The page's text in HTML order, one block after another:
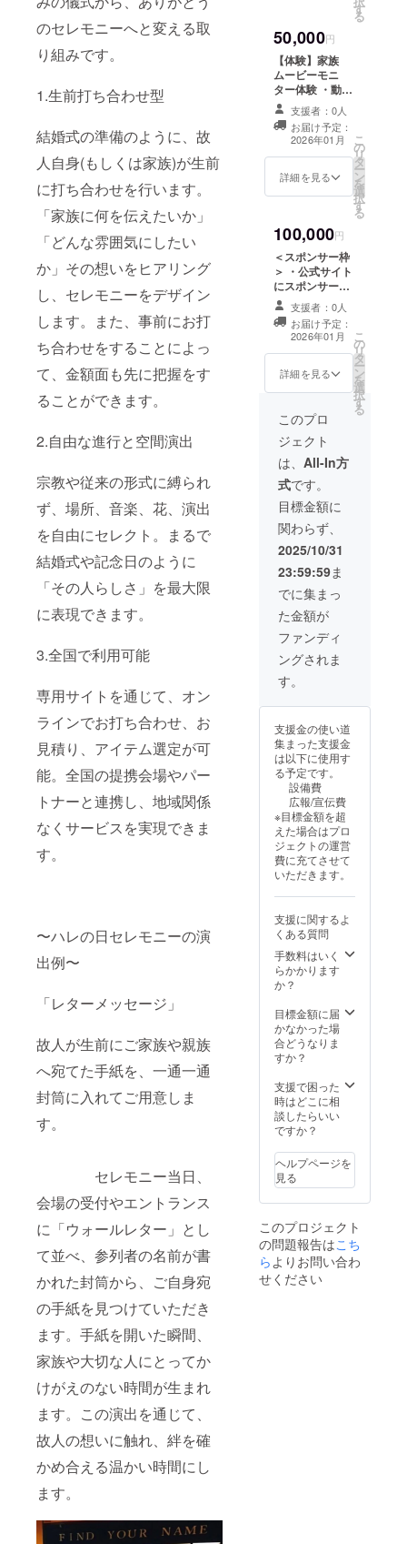
のセレモニーへと変える取
り組みです。
1.生前打ち合わせ型
結婚式の準備のように、故
人自身(もしくは家族)が生前
に打ち合わせを行います。
「家族に何を伝えたいか」
「どんな雰囲気にしたい
か」その想いをヒアリング
し、セレモニーをデザイン
します。また、事前にお打
ち合わせをすることによっ
て、金額面も先に把握をす
ることができます。
2.自由な進行と空間演出
宗教や従来の形式に縛られ
ず、場所、音楽、花、演出
を自由にセレクト。まるで
結婚式や記念日のように
「その人らしさ」を最大限
に表現できます。
3.全国で利用可能
専用サイトを通じて、オン
ラインでお打ち合わせ、お
見積り、アイテム選定が可
能。全国の提携会場やパー
トナーと連携し、地域関係
なくサービスを実現できま
す。
〜ハレの日セレモニーの演
出例〜
「レターメッセージ」
故人が生前にご家族や親族
へ宛てた手紙を、一通一通
封筒に入れてご用意しま
す。
セレモニー当日、
会場の受付やエントランス
に「ウォールレター」とし
て並べ、参列者の名前が書
かれた封筒から、ご自身宛
の手紙を見つけていただき
ます。手紙を開いた瞬間、
家族や大切な人にとってか
けがえのない時間が生まれ
ます。この演出を通じて、
故人の想いに触れ、絆を確
かめ合える温かい時間にし
ます。
す
る
50,000円
【体験】家族
ムービーモニ
ター体験 ・動画
内容 家族の写真
や動画を編集
し、特別な想い
出を振り返るこ
とのできる映像
作品を作成いた
す。 1.ご家族の
特別な瞬間
（例：誕生日、
旅行、日常のひ
とときなど） 2.
ご希望のテーマ
に沿った編集
（例：「成長の
記録」「家族の
節目」など）
3.BGMやテキス
トの挿入：お好
きな音楽やコメ
ントを映像に追
加します。 ・完
成した動画仕様
動画の長さは3〜
5分、ファイル形
式はMP4で納品
いたします。画
質は1080pにて
ご提供予定で
す。 ・作成の流
れ 1.映像クリエ
イターとオンラ
イン打ち合わせ
を実施（約30分
程度） 2.ご家族
の写真家動画
データをご提出
いただきます
（メールにて）
メールにてお届
けします。 ・注
意事項 1.提出い
ただく写真や動
画は、解像度が
高いものをご用
意ください。
2.VHS形式の
テープは対応し
ておりませんの
で、デジタル
します。 3.著作
権や肖像権に配
慮した素材をご
使用ください。
・有効期限 2026
年1月1日〜2026
年6月30日まで
にデータのご提
出をお願いいた
します。
支援者：0人
お届け予定：
2026年01月
詳細を見る
こ
の
リ
タ
ー
ン
を
選
択
す
る
100,000円
＜スポンサー枠
＞ ・公式サイト
にスポンサーと
してロゴ、お名
前を記載（2026
年1月1日〜2026
年12月31日ま
で） ・SNS投稿
やプレスリリー
として紹介 掲載
期間：2026年1
月1日から、事業
が存続する限り
掲載 注意事項：
支援時、必ず備
考欄に掲載を希
望されるお名前
をご記入くださ
い。
支援者：0人
お届け予定：
2026年01月
詳細を見る
こ
の
リ
タ
ー
ン
を
選
択
す
る
このプロ
ジェクト
は、 All-In方
式です。
目標金額に
関わらず、
2025/10/31
23:59:59ま
でに集まっ
た金額が
ファンディ
ングされま
す。
支援金の使い道
集まった支援金
は以下に使用す
る予定です。
設備費
広報/宣伝費
※目標金額を超
えた場合はプロ
ジェクトの運営
費に充てさせて
いただきます。
支援に関するよ
くある質問
手数料はいく
らかかります
か？
目標金額に届
かなかった場
合どうなりま
すか？
支援で困った
時はどこに相
談したらいい
ですか？
ヘルプページを
見る
このプロジェクト
の問題報告はこち
らよりお問い合わ
せください